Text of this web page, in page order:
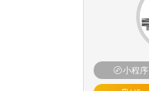
小程序